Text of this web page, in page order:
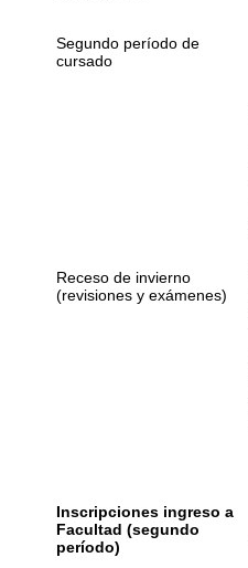
Segundo período de
cursado
Receso de invierno
(revisiones y exámenes)
Inscripciones ingreso a
Facultad (segundo
período)